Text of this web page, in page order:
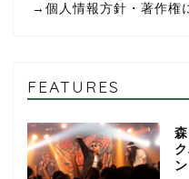
→ 個人情報方針・著作権
FEATURES